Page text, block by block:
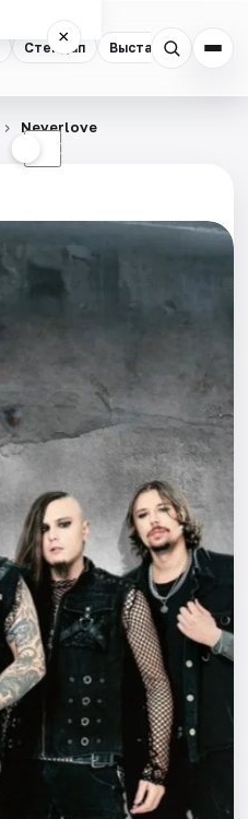
Стендап Выставки
×
☾
Neverlove